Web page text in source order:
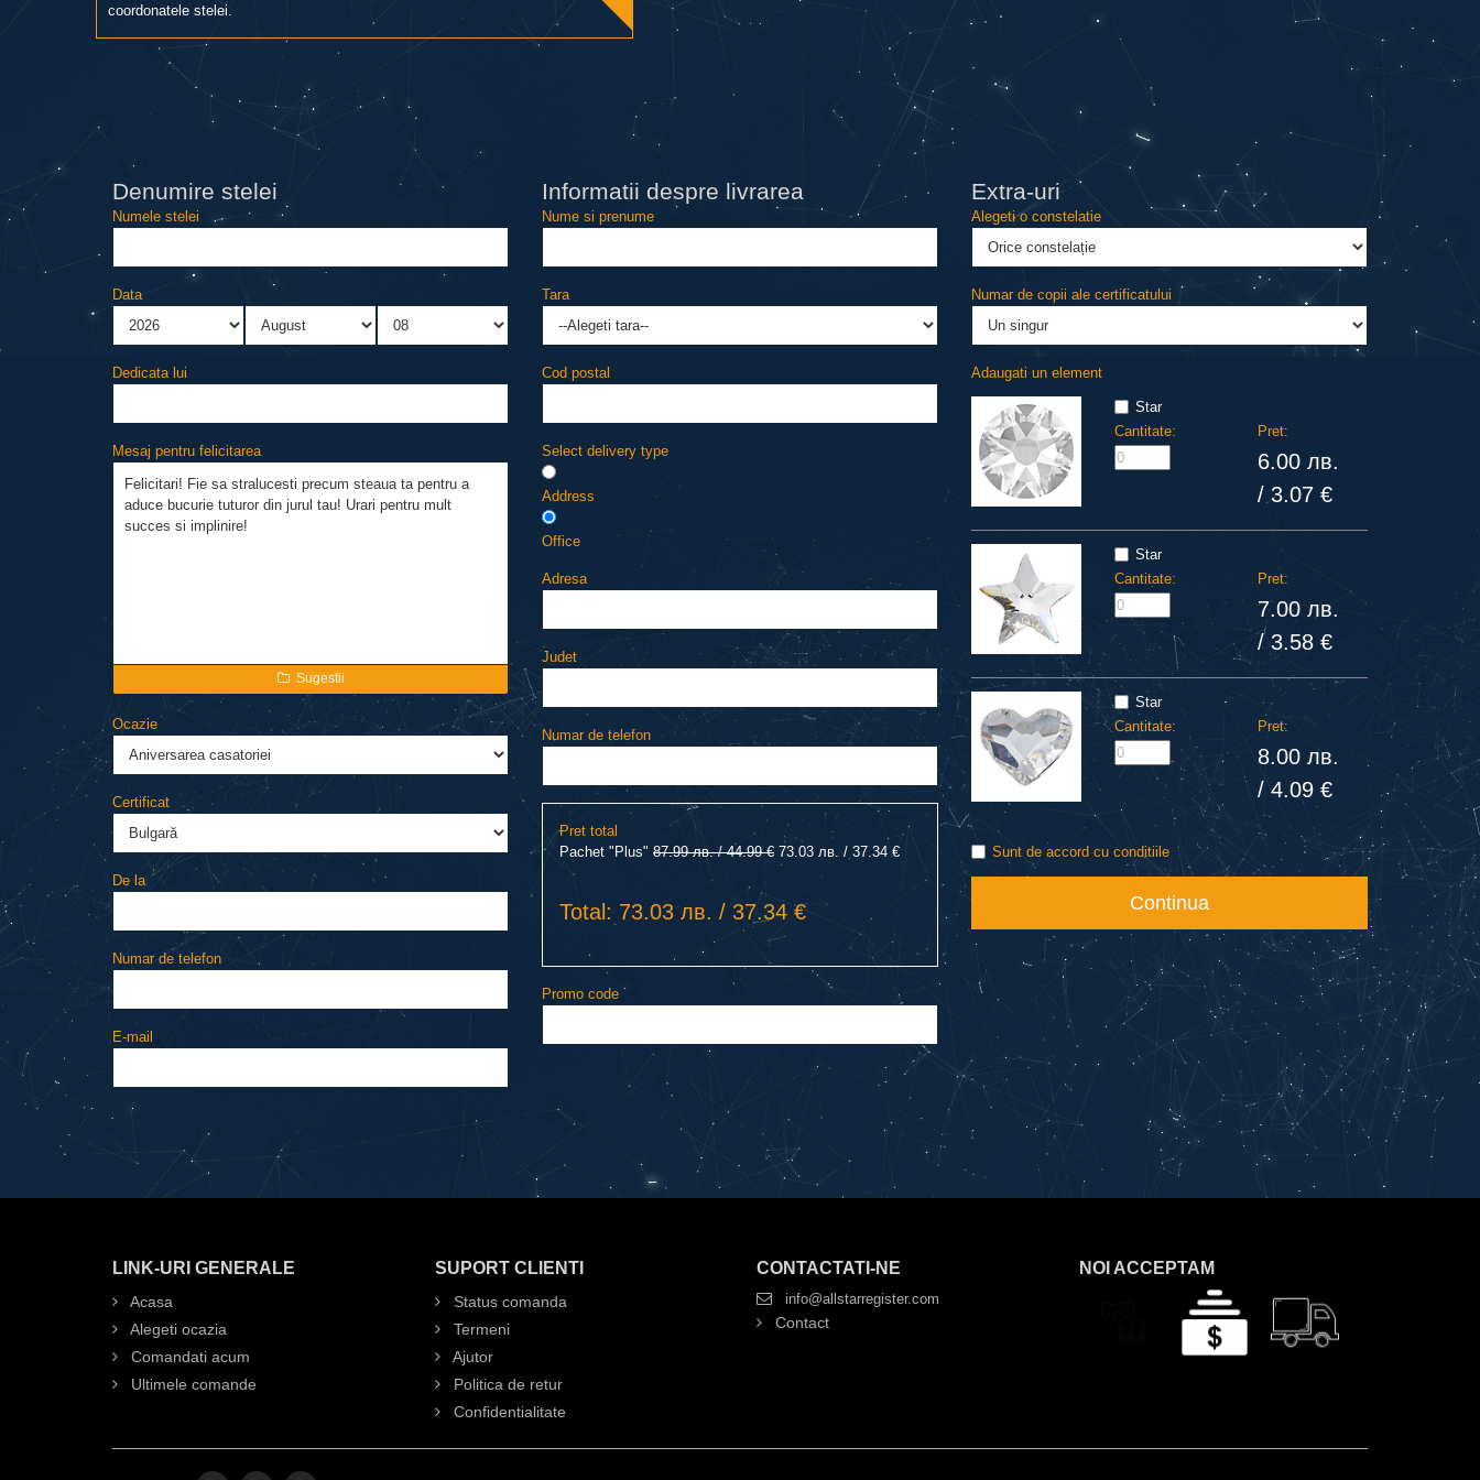
coordonatele stelei.
Denumire stelei
Numele stelei
Data
Dedicata lui
Mesaj pentru felicitarea
Sugestii
Ocazie
Certificat
De la
Numar de telefon
E-mail
Informatii despre livrarea
Nume si prenume
Tara
Cod postal
Select delivery type
Address
Office
Adresa
Judet
Numar de telefon
Pret total
Pachet "Plus" 87.99 лв. / 44.99 € 73.03 лв. / 37.34 €
Total: 73.03 лв. / 37.34 €
Promo code
Еxtra-uri
Alegeti o constelatie
Numar de copii ale certificatului
Adaugati un element
Star
Cantitate:
Pret:
6.00 лв.
/ 3.07 €
Star
Cantitate:
Pret:
7.00 лв.
/ 3.58 €
Star
Cantitate:
Pret:
8.00 лв.
/ 4.09 €
Sunt de accord cu conditiile
Continua
LINK-URI GENERALE
Acasa
Alegeti ocazia
Comandati acum
Ultimele comande
SUPORT CLIENTI
Status comanda
Termeni
Ajutor
Politica de retur
Confidentialitate
CONTACTATI-NE
info@allstarregister.com
Contact
NOI ACCEPTAM